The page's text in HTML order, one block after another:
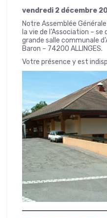
vendredi 2 décembre
Notre Assemblée
la vie de l’Association –
grande salle communale
Baron – 74200 ALLINGES.
Votre présence y est